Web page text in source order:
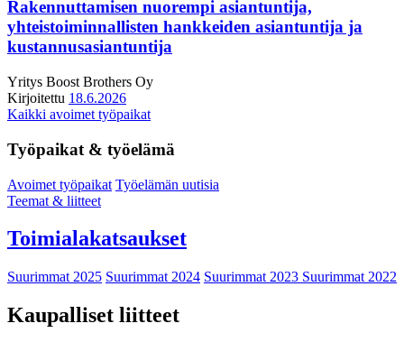
Rakennuttamisen nuorempi asiantuntija,
yhteistoiminnallisten hankkeiden asiantuntija ja
kustannusasiantuntija
Yritys Boost Brothers Oy
Kirjoitettu 18.6.2026
Kaikki avoimet työpaikat
Työpaikat & työelämä
Avoimet työpaikat Työelämän uutisia
Teemat & liitteet
Toimialakatsaukset
Suurimmat 2025 Suurimmat 2024 Suurimmat 2023 Suurimmat 2022
Kaupalliset liitteet